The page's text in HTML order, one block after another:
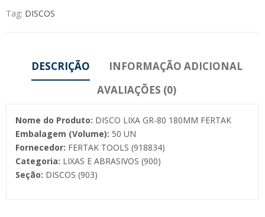
Tag: DISCOS
DESCRIÇÃO
INFORMAÇÃO ADICIONAL
AVALIAÇÕES (0)
Nome do Produto: DISCO LIXA GR-80 180MM FERTAK
Embalagem (Volume): 50 UN
Fornecedor: FERTAK TOOLS (918834)
Categoria: LIXAS E ABRASIVOS (900)
Seção: DISCOS (903)